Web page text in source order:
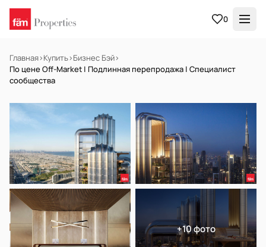
0
Главная›Купить›Бизнес Бэй›
По цене Off-Market | Подлинная перепродажа | Специалист
сообщества
НА ПРОДАЖУ Off-plan
+10 фото